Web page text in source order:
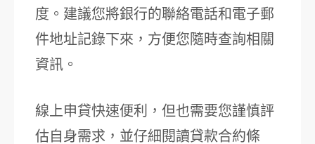
度。建議您將銀行的聯絡電話和電子郵
件地址記錄下來，方便您隨時查詢相關
資訊。
線上申貸快速便利，但也需要您謹慎評
估自身需求，並仔細閱讀貸款合約條